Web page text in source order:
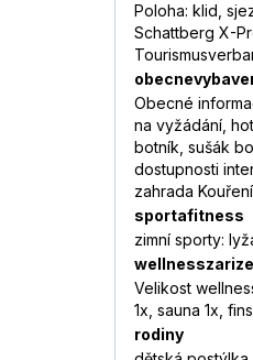
Poloha: klid,
Schattberg X-
Obecné
na vyžádání,
botník, sušák
dostupnosti
zahrada
sportafitness
zimní sporty:
Velikost
1x, sauna 1x,
rodiny